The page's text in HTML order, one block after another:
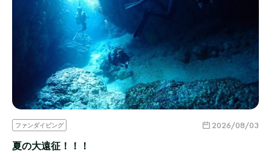
ファンダイビング 2026/08/03
夏の大遠征！！！